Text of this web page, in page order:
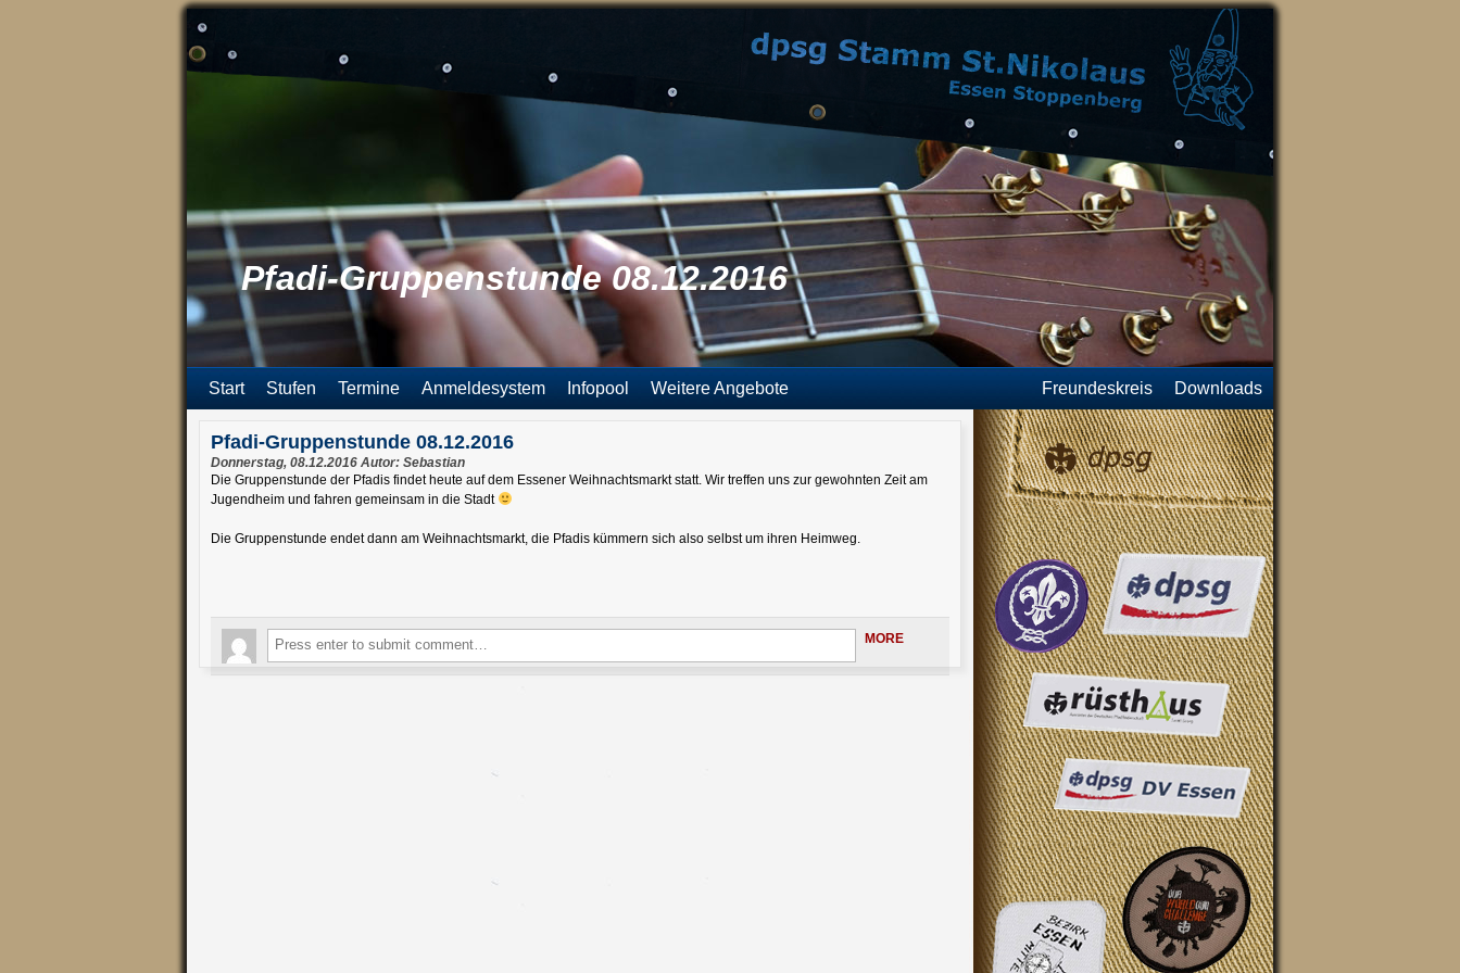
Pfadi-Gruppenstunde 08.12.2016
Start Stufen Termine Anmeldesystem Infopool Weitere Angebote Downloads
Freundeskreis
Pfadi-Gruppenstunde 08.12.2016
Donnerstag, 08.12.2016 Autor: Sebastian
Die Gruppenstunde der Pfadis findet heute auf dem Essener Weihnachtsmarkt statt. Wir treffen uns zur gewohnten Zeit am
Jugendheim und fahren gemeinsam in die Stadt
Die Gruppenstunde endet dann am Weihnachtsmarkt, die Pfadis kümmern sich also selbst um ihren Heimweg.
MORE